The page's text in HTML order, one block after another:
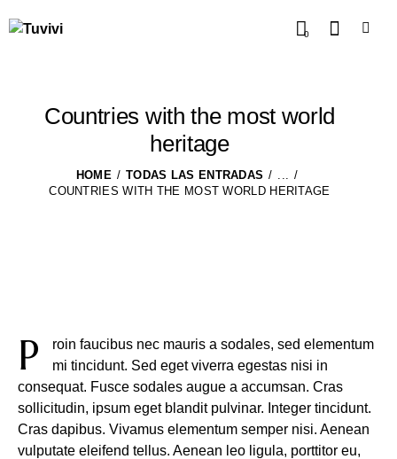
0
Countries with the most world
heritage
HOME TODAS LAS ENTRADAS
...
COUNTRIES WITH THE MOST WORLD HERITAGE
P
roin faucibus nec mauris a sodales, sed elementum
mi tincidunt. Sed eget viverra egestas nisi in
consequat. Fusce sodales augue a accumsan. Cras
sollicitudin, ipsum eget blandit pulvinar. Integer tincidunt.
Cras dapibus. Vivamus elementum semper nisi. Aenean
vulputate eleifend tellus. Aenean leo ligula, porttitor eu,